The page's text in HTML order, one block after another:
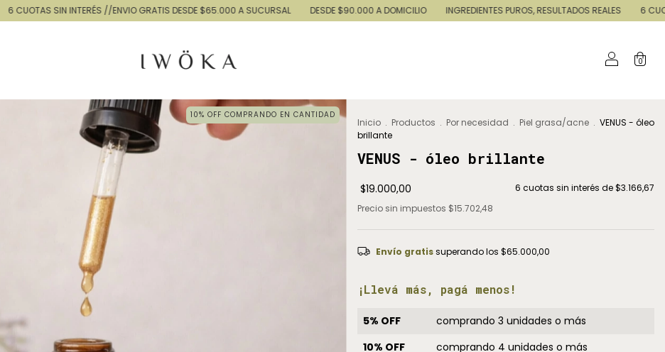
//ENVIO GRATIS DESDE $65.000 A SUCURSAL DESDE $90.000 A DOMICILIO INGREDIENTES PUROS, RESULTADOS REALES 6 CUOTAS SIN INTERÉS //
0
10% OFF COMPRANDO EN CANTIDAD
Inicio . Productos . Por necesidad . Piel grasa/acne . VENUS - óleo
brillante
VENUS - óleo brillante
$19.000,00 6 cuotas sin interés de$3.166,67
Precio sin impuestos $15.702,48
Envío gratis superando los $65.000,00
¡Llevá más, pagá menos!
5% OFF
comprando 3 unidades o más
10% OFF
comprando 4 unidades o más